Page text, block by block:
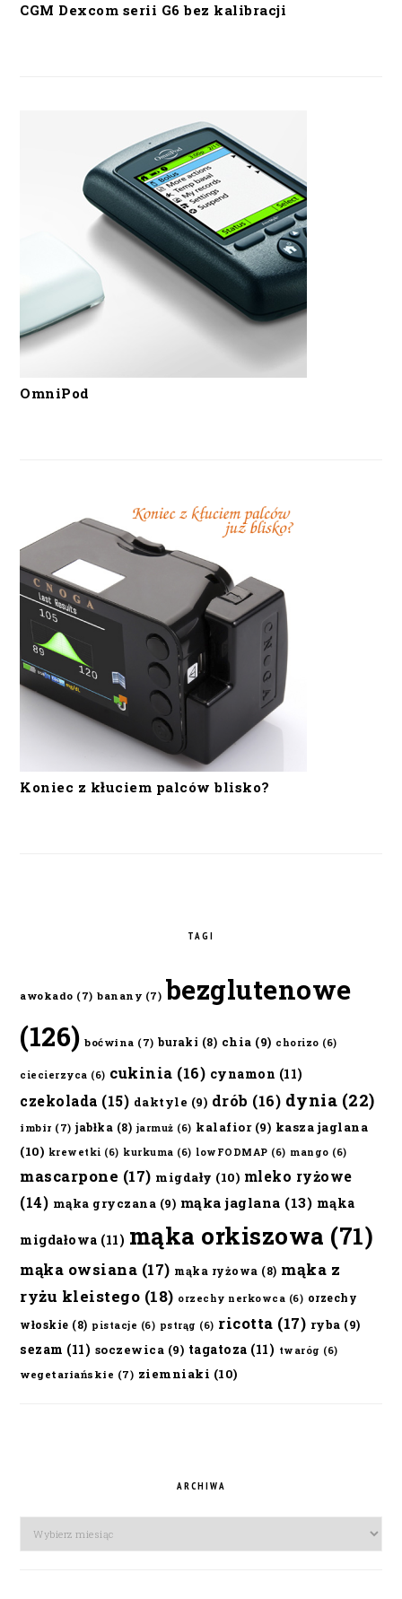
CGM Dexcom serii G6 bez kalibracji
OmniPod
Koniec z kłuciem palców blisko?
TAGI
awokado (7) banany (7) bezglutenowe
(126) boćwina (7) buraki (8) chia (9) chorizo (6)
ciecierzyca (6) cukinia (16) cynamon (11)
czekolada (15) daktyle (9) drób (16) dynia (22)
imbir (7) jabłka (8) jarmuż (6) kalafior(9) kasza jaglana
(10) krewetki (6) kurkuma (6) lowFODMAP (6) mango (6)
mascarpone (17) migdały (10) mleko ryżowe
(14) mąka gryczana (9) mąka jaglana (13) mąka
migdałowa (11) mąka orkiszowa (71)
mąka owsiana (17) mąka ryżowa (8) mąka z
ryżu kleistego (18) orzechy nerkowca (6) orzechy
włoskie (8) pistacje (6) pstrąg (6) ricotta (17) ryba (9)
sezam (11) soczewica (9) tagatoza (11) twaróg (6)
wegetariańskie (7) ziemniaki (10)
ARCHIWA
Archiwa